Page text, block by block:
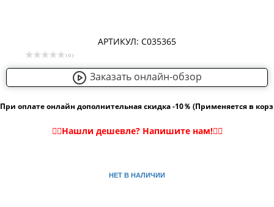
АРТИКУЛ: С035365
( 0 )
Заказать онлайн-обзор
При оплате онлайн дополнительная скидка -10％ (Применяется в
НЕТ В НАЛИЧИИ